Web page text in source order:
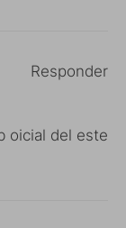
oicial del este
Responder